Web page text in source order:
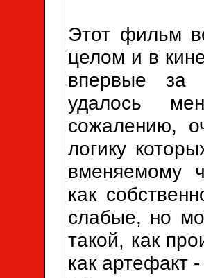
Этот фильм
целом и в
впервые за
удалось
сожалению,
логику
вменяемому
как
слабые, но
такой, как
как артефакт